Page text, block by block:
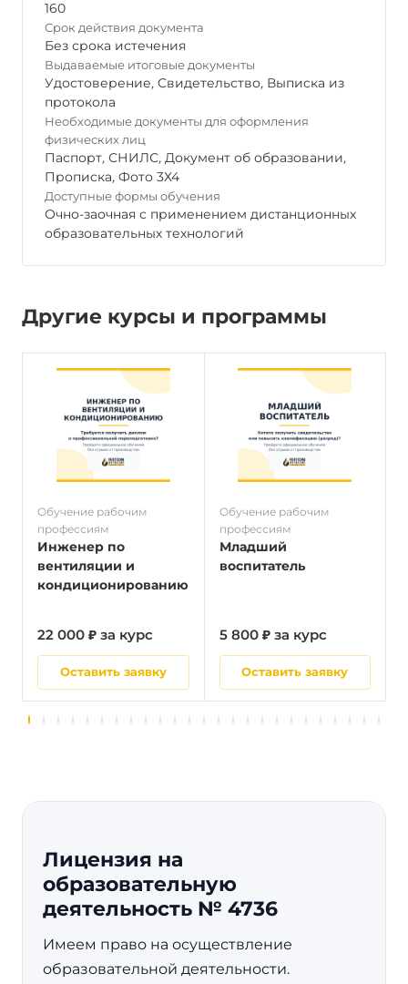
160
Срок действия документа
Без срока истечения
Выдаваемые итоговые документы
Удостоверение, Свидетельство, Выписка из
протокола
Необходимые документы для оформления
физических лиц
Паспорт, СНИЛС, Документ об образовании,
Прописка, Фото 3Х4
Доступные формы обучения
Очно-заочная с применением дистанционных
образовательных технологий
Другие курсы и программы
Обучение рабочим
профессиям
Инженер по
вентиляции и
кондиционированию
22 000 ₽ за курс
Оставить заявку
Обучение рабочим
профессиям
Младший
воспитатель
5 800 ₽ за курс
Оставить заявку
Лицензия на
образовательную
деятельность № 4736
Имеем право на осуществление
образовательной деятельности.